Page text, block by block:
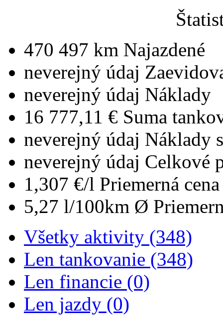
470 497 km Najazdené
neverejný údaj
neverejný údaj Náklady
16 777,11 € Suma
neverejný údaj Náklady
neverejný údaj Celkové
1,307 €/l Priemerná
5,27 l/100km Ø
Všetky aktivity (348)
Len tankovanie (348)
Len financie (0)
Len jazdy (0)